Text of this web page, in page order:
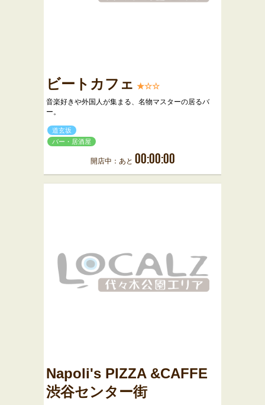
ビートカフェ ★☆☆
音楽好きや外国人が集まる、名物マスターの居るバ
ー。
道玄坂
バー・居酒屋
開店中：あと 00:00:00
Napoli's PIZZA &CAFFE
渋谷センター街